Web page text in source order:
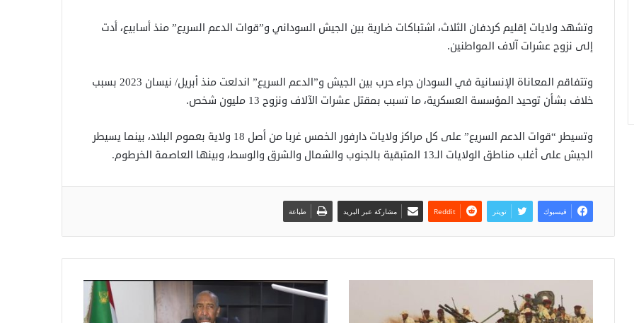
وتشهد ولايات إقليم كردفان الثلاث، اشتباكات ضارية بين الجيش السوداني و”قوات الدعم السريع” منذ أسابيع، أدت
إلى نزوح عشرات آلاف المواطنين.
وتتفاقم المعاناة الإنسانية في السودان جراء حرب بين الجيش و”الدعم السريع” اندلعت منذ أبريل/ نيسان 2023 بسبب
خلاف بشأن توحيد المؤسسة العسكرية، ما تسبب بمقتل عشرات الآلاف ونزوح 13 مليون شخص.
وتسيطر “قوات الدعم السريع” على كل مراكز ولايات دارفور الخمس غربا من أصل 18 ولاية بعموم البلاد، بينما يسيطر
الجيش على أغلب مناطق الولايات الـ13 المتبقية بالجنوب والشمال والشرق والوسط، وبينها العاصمة الخرطوم.
فيسبوك تويتر مشاركة عبر البريد طباعة